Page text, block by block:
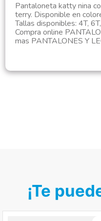
Pantaloneta katty nina
terry. Disponible en
Tallas disponibles: 4T,
Compra online
mas PANTALONES Y
¡Te